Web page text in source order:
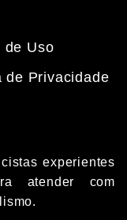
de Uso
de Privacidade
experientes
atender com